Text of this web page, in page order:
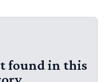
found in this